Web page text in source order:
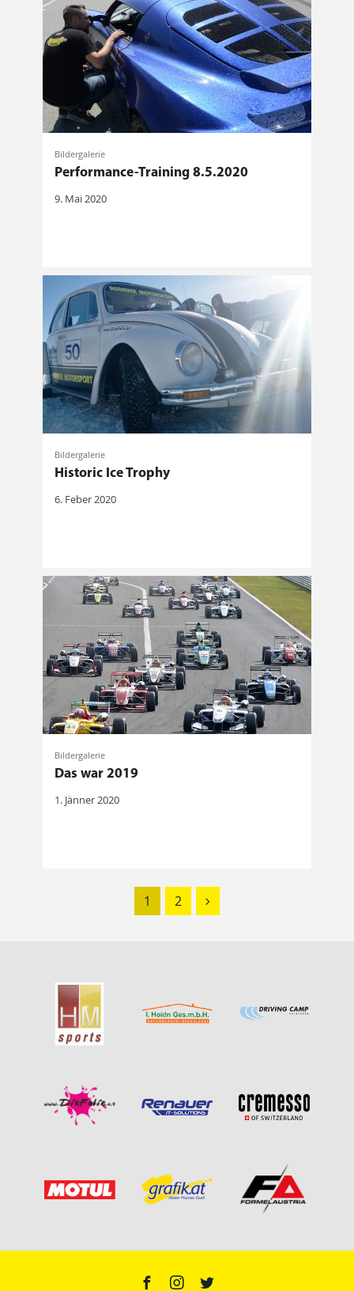
Bildergalerie
Performance-Training 8.5.2020
9. Mai 2020
Bildergalerie
Historic Ice Trophy
6. Feber 2020
Bildergalerie
Das war 2019
1. Jänner 2020
1 2